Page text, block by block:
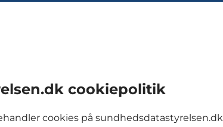
cookiepolitik
cookies på sundhedsdatastyrelsen.dk